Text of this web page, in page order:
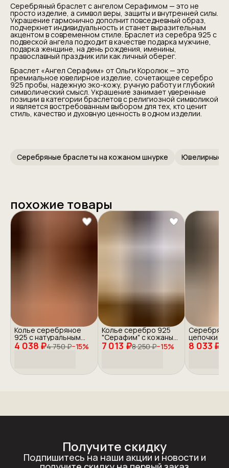
Серебряный браслет с ангелом Серафимом — это не
просто изделие, а символ веры, защиты и внутренней силы.
Украшение гармонично дополнит повседневный образ,
подчеркнет индивидуальность и станет выразительным
акцентом в современном стиле. Браслет из серебра 925 с
подвеской ангела подходит в качестве подарка мужчине,
подарка женщине, на день рождения, именины,
православный праздник или как личный оберег.
Браслет «Ангел Серафим» от Ольги Королюк — это
премиальное ювелирное изделие, сочетающее серебро
925 пробы, надежную эко-кожу, ручную работу и глубокий
символический смысл. Украшение занимает уверенные
позиции в категории браслетов с религиозной символикой
и является востребованным выбором для тех, кто ценит
стиль, качество и духовную ценность в одном изделии.
Серебряные браслеты на кожаном шнурке Ювелирные
похожие товары
4 038 ₽4 750 ₽−15%
Колье серебряное
925 с натуральным
жемчугом на кожаном
шнуре 7 013 ₽8 250 ₽−15%
Колье серебро 925
"Серафим" с кожаным
шнуром 8 033 ₽
цепочки с
Получите скидку
Подпишитесь на наши акции и новости и